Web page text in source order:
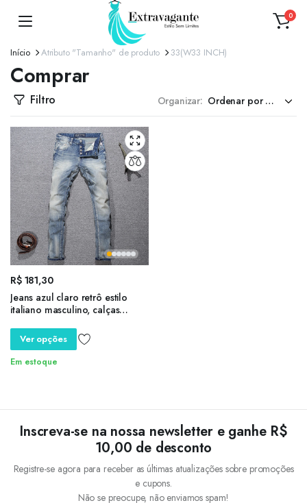
0
Início Atributo "Tamanho" de produto 33(W33 INCH)
Comprar
Filtro Organizar:
R$181,30
Jeans azul claro retrô estilo
italiano masculino, calças
elástico, calças jeans de grife
vintage, botões fashion
Ver opções
Em estoque
Inscreva-se na nossa newsletter e ganhe R$
10,00 de desconto
Registre-se agora para receber as últimas atualizações sobre promoções
e cupons.
Não se preocupe, não enviamos spam!